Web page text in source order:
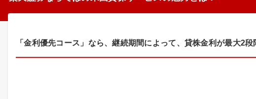
「金利優先コース」なら、継続期間によって、貸株金利が最大2段